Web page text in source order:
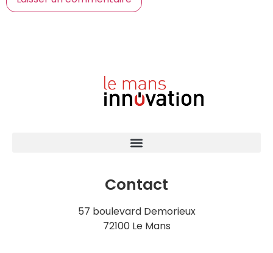
Contact
57 boulevard Demorieux
72100 Le Mans